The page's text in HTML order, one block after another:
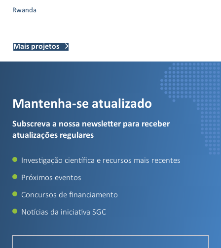
Rwanda
Mais projetos
Mantenha-se atualizado
Subscreva a nossa newsletter para receber
atualizações regulares
Investigação científica e recursos mais recentes
Próximos eventos
Concursos de financiamento
Notícias da iniciativa SGC